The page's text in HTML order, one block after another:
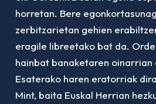
horretan. Bere
zerbitzarietan gehien
eragile libreetako bat da.
hainbat banaketaren oinarrian
Esaterako haren eratorriak
Mint, baita Euskal Herrian